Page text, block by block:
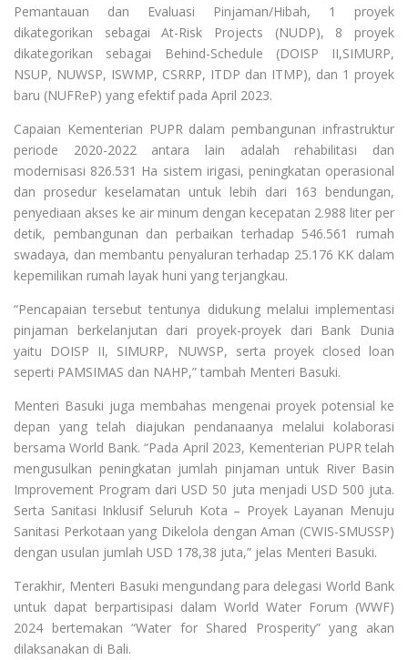
Pemantauan dan Evaluasi Pinjaman/Hibah, 1 proyek
dikategorikan sebagai At-Risk Projects (NUDP), 8 proyek
dikategorikan sebagai Behind-Schedule (DOISP II,SIMURP,
NSUP, NUWSP, ISWMP, CSRRP, ITDP dan ITMP), dan 1 proyek
baru (NUFReP) yang efektif pada April 2023.
Capaian Kementerian PUPR dalam pembangunan infrastruktur
periode 2020-2022 antara lain adalah rehabilitasi dan
modernisasi 826.531 Ha sistem irigasi, peningkatan operasional
dan prosedur keselamatan untuk lebih dari 163 bendungan,
penyediaan akses ke air minum dengan kecepatan 2.988 liter per
detik, pembangunan dan perbaikan terhadap 546.561 rumah
swadaya, dan membantu penyaluran terhadap 25.176 KK dalam
kepemilikan rumah layak huni yang terjangkau.
“Pencapaian tersebut tentunya didukung melalui implementasi
pinjaman berkelanjutan dari proyek-proyek dari Bank Dunia
yaitu DOISP II, SIMURP, NUWSP, serta proyek closed loan
seperti PAMSIMAS dan NAHP,” tambah Menteri Basuki.
Menteri Basuki juga membahas mengenai proyek potensial ke
depan yang telah diajukan pendanaanya melalui kolaborasi
bersama World Bank. “Pada April 2023, Kementerian PUPR telah
mengusulkan peningkatan jumlah pinjaman untuk River Basin
Improvement Program dari USD 50 juta menjadi USD 500 juta.
Serta Sanitasi Inklusif Seluruh Kota – Proyek Layanan Menuju
Sanitasi Perkotaan yang Dikelola dengan Aman (CWIS-SMUSSP)
dengan usulan jumlah USD 178,38 juta,” jelas Menteri Basuki.
Terakhir, Menteri Basuki mengundang para delegasi World Bank
untuk dapat berpartisipasi dalam World Water Forum (WWF)
2024 bertemakan “Water for Shared Prosperity” yang akan
dilaksanakan di Bali.